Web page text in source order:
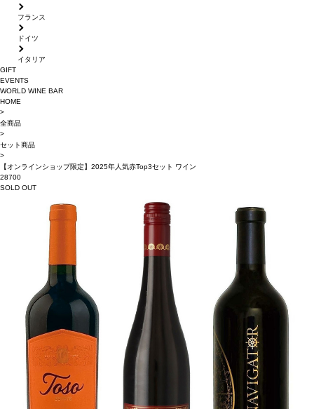
フランス
ドイツ
イタリア
GIFT
EVENTS
WORLD WINE BAR
HOME
>
全商品
>
セット商品
>
【オンラインショップ限定】2025年人気赤Top3セット ワイン
28700
SOLD OUT